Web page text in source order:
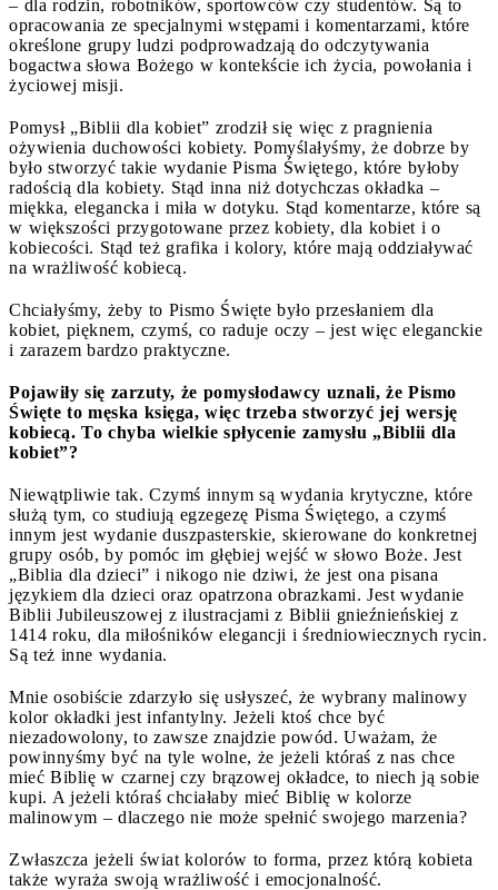
– dla rodzin, robotników, sportowców czy studentów. Są to
opracowania ze specjalnymi wstępami i komentarzami, które
określone grupy ludzi podprowadzają do odczytywania
bogactwa słowa Bożego w kontekście ich życia, powołania i
życiowej misji.
Pomysł „Biblii dla kobiet” zrodził się więc z pragnienia
ożywienia duchowości kobiety. Pomyślałyśmy, że dobrze by
było stworzyć takie wydanie Pisma Świętego, które byłoby
radością dla kobiety. Stąd inna niż dotychczas okładka –
miękka, elegancka i miła w dotyku. Stąd komentarze, które są
w większości przygotowane przez kobiety, dla kobiet i o
kobiecości. Stąd też grafika i kolory, które mają oddziaływać
na wrażliwość kobiecą.
Chciałyśmy, żeby to Pismo Święte było przesłaniem dla
kobiet, pięknem, czymś, co raduje oczy – jest więc eleganckie
i zarazem bardzo praktyczne.
Pojawiły się zarzuty, że pomysłodawcy uznali, że Pismo
Święte to męska księga, więc trzeba stworzyć jej wersję
kobiecą. To chyba wielkie spłycenie zamysłu „Biblii dla
kobiet”?
Niewątpliwie tak. Czymś innym są wydania krytyczne, które
służą tym, co studiują egzegezę Pisma Świętego, a czymś
innym jest wydanie duszpasterskie, skierowane do konkretnej
grupy osób, by pomóc im głębiej wejść w słowo Boże. Jest
„Biblia dla dzieci” i nikogo nie dziwi, że jest ona pisana
językiem dla dzieci oraz opatrzona obrazkami. Jest wydanie
Biblii Jubileuszowej z ilustracjami z Biblii gnieźnieńskiej z
1414 roku, dla miłośników elegancji i średniowiecznych rycin.
Są też inne wydania.
Mnie osobiście zdarzyło się usłyszeć, że wybrany malinowy
kolor okładki jest infantylny. Jeżeli ktoś chce być
niezadowolony, to zawsze znajdzie powód. Uważam, że
powinnyśmy być na tyle wolne, że jeżeli któraś z nas chce
mieć Biblię w czarnej czy brązowej okładce, to niech ją sobie
kupi. A jeżeli któraś chciałaby mieć Biblię w kolorze
malinowym – dlaczego nie może spełnić swojego marzenia?
Zwłaszcza jeżeli świat kolorów to forma, przez którą kobieta
także wyraża swoją wrażliwość i emocjonalność.